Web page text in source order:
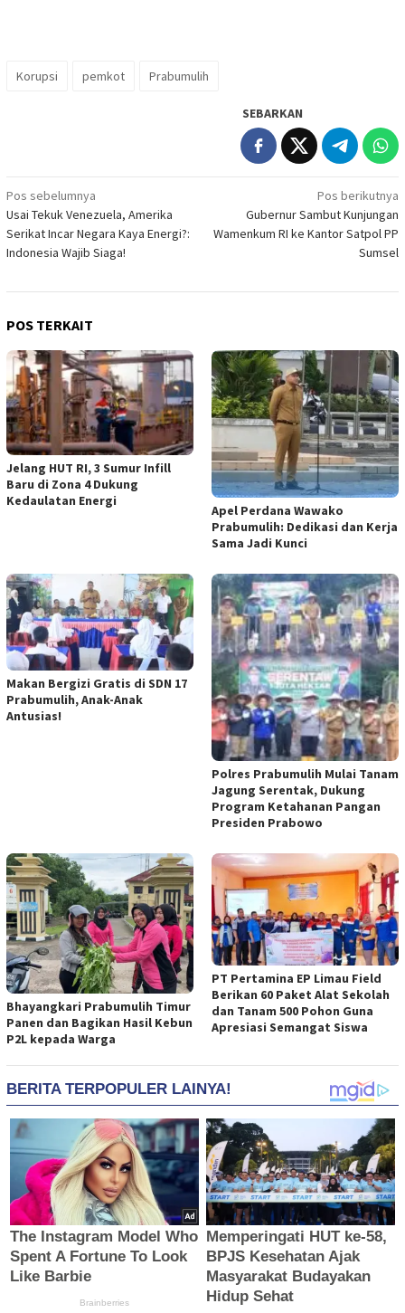
Korupsi pemkot Prabumulih
SEBARKAN
Navigasi
pos
Pos sebelumnya
Usai Tekuk Venezuela, Amerika
Serikat Incar Negara Kaya Energi?:
Indonesia Wajib Siaga!
Pos berikutnya
Gubernur Sambut Kunjungan
Wamenkum RI ke Kantor Satpol PP
Sumsel
POS TERKAIT
Jelang HUT RI, 3 Sumur Infill
Baru di Zona 4 Dukung
Kedaulatan Energi
Apel Perdana Wawako
Prabumulih: Dedikasi dan Kerja
Sama Jadi Kunci
Makan Bergizi Gratis di SDN 17
Prabumulih, Anak-Anak
Antusias!
Polres Prabumulih Mulai Tanam
Jagung Serentak, Dukung
Program Ketahanan Pangan
Presiden Prabowo
Bhayangkari Prabumulih Timur
Panen dan Bagikan Hasil Kebun
P2L kepada Warga
PT Pertamina EP Limau Field
Berikan 60 Paket Alat Sekolah
dan Tanam 500 Pohon Guna
Apresiasi Semangat Siswa